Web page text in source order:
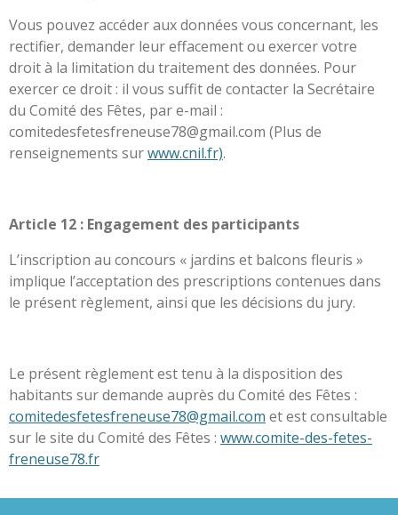
Vous pouvez accéder aux données vous concernant, les
rectifier, demander leur effacement ou exercer votre
droit à la limitation du traitement des données. Pour
exercer ce droit : il vous suffit de contacter la Secrétaire
du Comité des Fêtes, par e-mail :
comitedesfetesfreneuse78@gmail.com (Plus de
renseignements surwww.cnil.fr).
Article 12 : Engagement des participants
L’inscription au concours « jardins et balcons fleuris »
implique l’acceptation des prescriptions contenues dans
le présent règlement, ainsi que les décisions du jury.
Le présent règlement est tenu à la disposition des
habitants sur demande auprès du Comité des Fêtes :
comitedesfetesfreneuse78@gmail.com et est consultable
sur le site du Comité des Fêtes : www.comite-des-fetes-
freneuse78.fr